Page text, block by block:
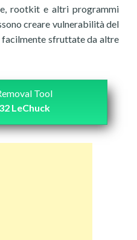
rootkit e altri programmi
creare vulnerabilità del
facilmente sfruttate da altre
Tool
LeChuck